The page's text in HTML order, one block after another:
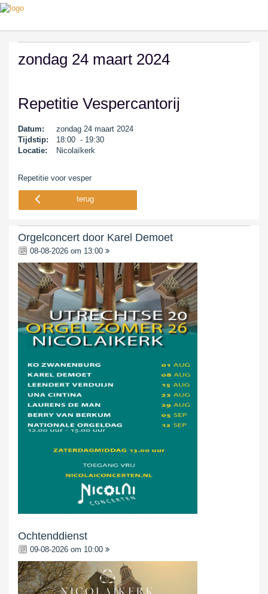
zondag 24 maart 2024
Repetitie Vespercantorij
Datum:
zondag 24 maart 2024
Tijdstip:
18:00 - 19:30
Locatie:
Nicolaïkerk
Repetitie voor vesper
terug
Orgelconcert door Karel Demoet
08-08-2026 om 13:00
Ochtenddienst
09-08-2026 om 10:00